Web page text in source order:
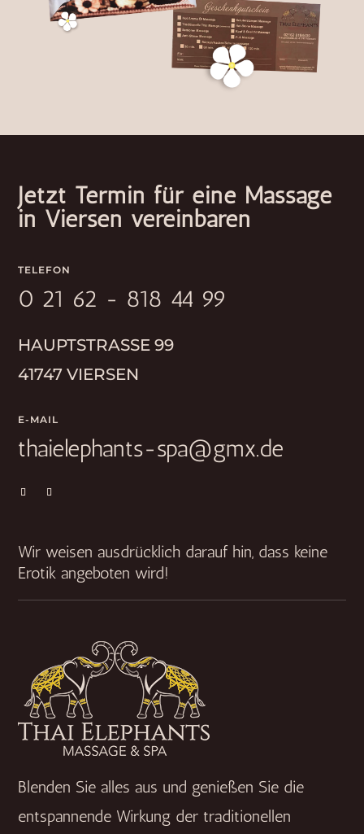
Jetzt Termin für eine Massage
in Viersen vereinbaren
TELEFON
0 21 62 - 818 44 99
HAUPTSTRASSE 99
41747 VIERSEN
E-MAIL
thaielephants-spa@gmx.de
Wir weisen ausdrücklich darauf hin, dass keine
Erotik angeboten wird!
Blenden Sie alles aus und genießen Sie die
entspannende Wirkung der traditionellen